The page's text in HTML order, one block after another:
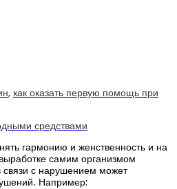
, как оказать первую помощь при
средствами
гармонию и женственность и на
самим организмом
связи с нарушением может
Например: